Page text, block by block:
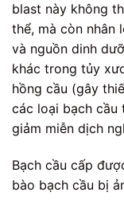
blast này không
thể, mà còn nhân
và nguồn dinh
khác trong tủy
hồng cầu (gây
các loại bạch cầu
giảm miễn dịch
Bạch cầu cấp
bào bạch cầu bị